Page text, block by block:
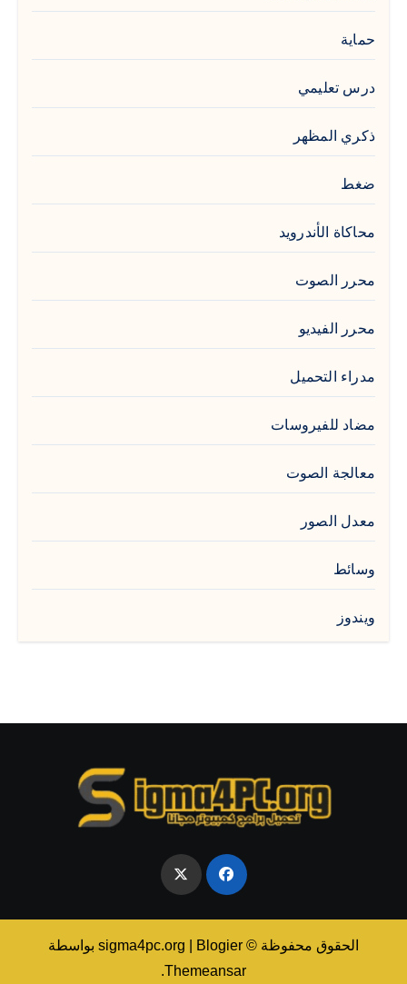
حماية
درس تعليمي
ذكري المظهر
ضغط
محاكاة الأندرويد
محرر الصوت
محرر الفيديو
مدراء التحميل
مضاد للفيروسات
معالجة الصوت
معدل الصور
وسائط
ويندوز
الحقوق محفوظة © sigma4pc.org Blogier
بواسطة
Themeansar
.